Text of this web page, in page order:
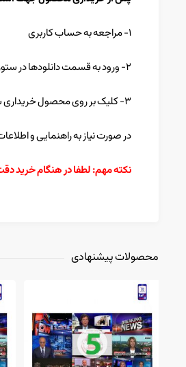
۱- مراجعه به حساب کاربری
۲- ورود به قسمت دانلودها در ستون سمت راست
۳- کلیک بر روی محصول خریداری شده و دانلود آن
در صورت نیاز به راهنمایی و اطلاعات بیشتر با
نکته مهم: لطفا در هنگام خرید
محصولات پیشنهادی
171,000 تومان